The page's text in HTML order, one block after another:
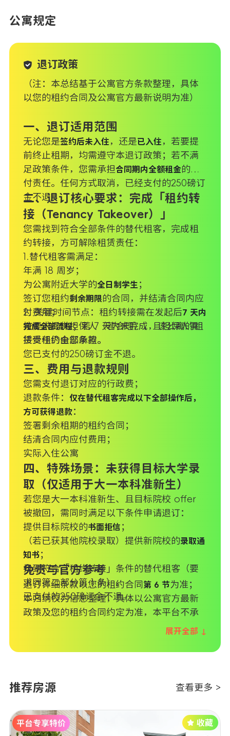
公寓规定
退订政策
（注：本总结基于公寓官方条款整理，具体
以您的租约合同及公寓官方最新说明为准）
一、退订适用范围
无论您是签约后未入住 ，还是已入住 ，若要提
前终止租期，均需遵守本退订政策；若不满
足政策条件，您需承担合同期内全额租金的支
付责任。任何方式取消，已经支付的250磅订
金不退。
二、退订核心要求：完成「租约转
接（Tenancy Takeover）」
您需找到符合全部条件的替代租客，完成租
约转接，方可解除租赁责任：
1.替代租客需满足：
年满 18 周岁；
为公寓附近大学的全日制学生 ；
签订您租约剩余期限的合同，并结清合同内应
付费用；
按要求提供担保人（若合理），且担保人需
接受租约全部条款。
您已支付的250磅订金不退。
2. 关键时间节点：租约转接需在发起后7 天内
完成全部流程；若 7 天内未完成，该公寓的租
赁责任仍由您承担。
三、费用与退款规则
您需支付退订对应的行政费；
退款条件：
仅在替代租客完成以下全部操作后，
方可获得退款：
签署剩余租期的租约合同；
结清合同内应付费用；
实际入住公寓
四、特殊场景：未获得目标大学录
取（仅适用于大一本科准新生）
若您是大一本科准新生、且目标院校 offer
被撤回，需同时满足以下条件申请退订：
提供目标院校的书面拒信 ；
（若已获其他院校录取）提供新院校的录取通
知书；
找到符合「租约转接」条件的替代租客（要
求同第二部分第 1 条）。
已支付的250磅订金不退。
免责与官方参考
退订详细条款以您的租约合同 第 6 节为准；
本归纳仅为信息整理，具体以公寓官方最新
政策及您的租约合同约定为准，本平台不承
展开全部 ↓
推荐房源 查看更多 >